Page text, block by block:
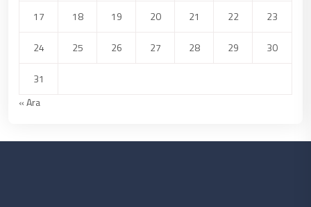
17 18 19 20 21 22 23
24 25 26 27 28 29 30
31
« Ara